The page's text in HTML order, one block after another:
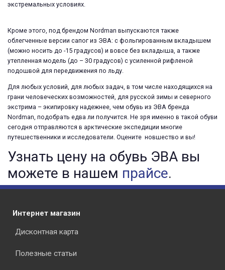
экстремальных условиях.
Кроме этого, под брендом Nordman выпускаются также
облегченные версии сапог из ЭВА: с фольгированным вкладышем
(можно носить до -15 градусов) и вовсе без вкладыша, а также
утепленная модель (до – 30 градусов) с усиленной рифленой
подошвой для передвижения по льду.
Для любых условий, для любых задач, в том числе находящихся на
грани человеческих возможностей, для русской зимы и северного
экстрима – экипировку надежнее, чем обувь из ЭВА бренда
Nordman, подобрать едва ли получится. Не зря именно в такой обуви
сегодня отправляются в арктические экспедиции многие
путешественники и исследователи. Оцените новшество и вы!
Узнать цену на обувь ЭВА вы
можете в нашем прайсе.
Интернет магазин
Дисконтная карта
Полезные статьи